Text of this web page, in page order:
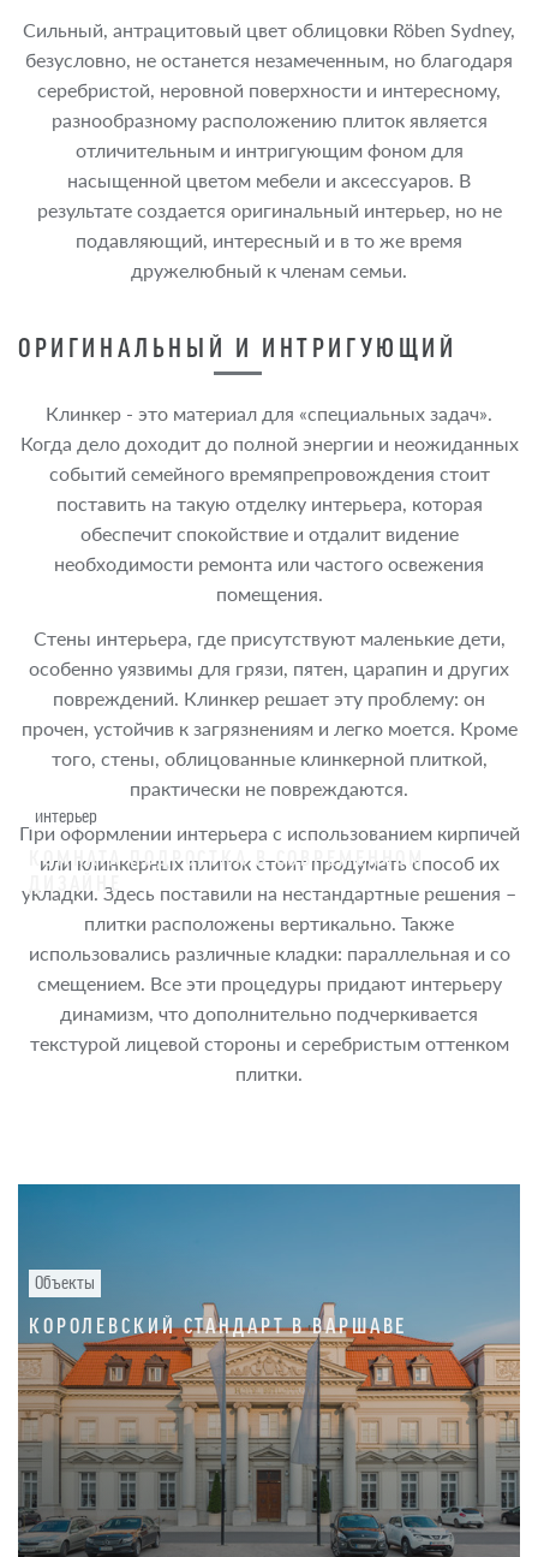
Сильный, антрацитовый цвет облицовки Röben Sydney,
безусловно, не останется незамеченным, но благодаря
серебристой, неровной поверхности и интересному,
разнообразному расположению плиток является
отличительным и интригующим фоном для
насыщенной цветом мебели и аксессуаров. В
результате создается оригинальный интерьер, но не
подавляющий, интересный и в то же время
дружелюбный к членам семьи.
ОРИГИНАЛЬНЫЙ И ИНТРИГУЮЩИЙ
Клинкер - это материал для «специальных задач».
Когда дело доходит до полной энергии и неожиданных
событий семейного времяпрепровождения стоит
поставить на такую отделку интерьера, которая
обеспечит спокойствие и отдалит видение
необходимости ремонта или частого освежения
помещения.
Стены интерьера, где присутствуют маленькие дети,
особенно уязвимы для грязи, пятен, царапин и других
повреждений. Клинкер решает эту проблему: он
прочен, устойчив к загрязнениям и легко моется. Кроме
того, стены, облицованные клинкерной плиткой,
практически не повреждаются.
При оформлении интерьера с использованием кирпичей
или клинкерных плиток стоит продумать способ их
укладки. Здесь поставили на нестандартные решения –
плитки расположены вертикально. Также
использовались различные кладки: параллельная и со
смещением. Все эти процедуры придают интерьеру
динамизм, что дополнительно подчеркивается
текстурой лицевой стороны и серебристым оттенком
плитки.
интерьер
КОМНАТА ПОДРОСТКА В СОВРЕМЕННОМ
ДИЗАЙНЕ
Объекты
КОРОЛЕВСКИЙ СТАНДАРТ В ВАРШАВЕ